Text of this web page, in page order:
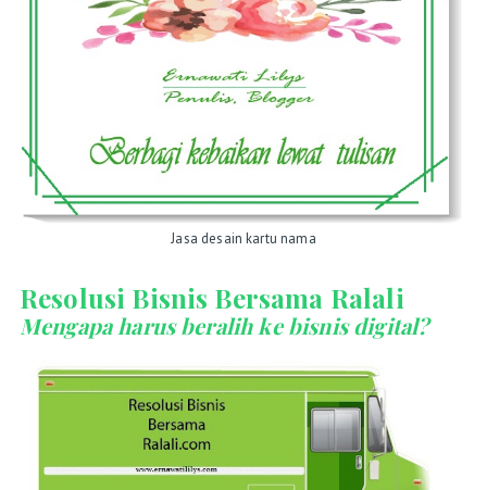
Jasa desain kartu nama
Resolusi Bisnis Bersama Ralali
Mengapa harus beralih ke bisnis digital?